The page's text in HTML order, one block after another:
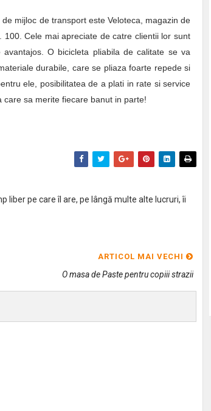
mijloc de transport este Veloteca, magazin de
Cele mai apreciate de catre clientii lor sunt
O bicicleta pliabila de calitate se va
durabile, care se pliaza foarte repede si
ele, posibilitatea de a plati in rate si service
sa merite fiecare banut in parte!
liber pe care îl are, pe lângă multe alte lucruri, îi
ARTICOL MAI VECHI
O masa de Paste pentru copiii strazii